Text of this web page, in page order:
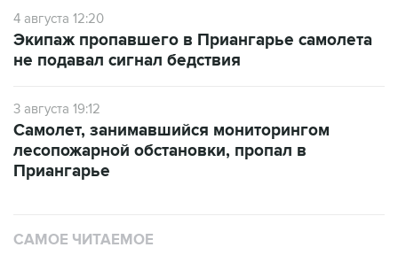
4 августа 12:20
Экипаж пропавшего в Приангарье самолета
не подавал сигнал бедствия
3 августа 19:12
Самолет, занимавшийся мониторингом
лесопожарной обстановки, пропал в
Приангарье
САМОЕ ЧИТАЕМОЕ